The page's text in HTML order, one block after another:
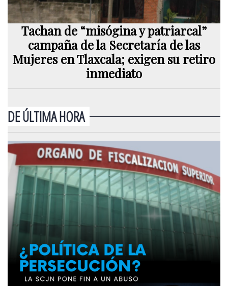
Tachan de “misógina y patriarcal”
campaña de la Secretaría de las
Mujeres en Tlaxcala; exigen su retiro
inmediato
DE ÚLTIMA HORA